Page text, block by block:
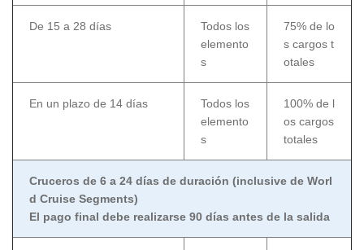
De 15 a 28 días
Todos los
elemento
s
75% de lo
s cargos t
otales
En un plazo de 14 días
Todos los
elemento
s
100% de l
os cargos
totales
Cruceros de 6 a 24 días de duración (inclusive de Worl
d Cruise Segments)
El pago final debe realizarse 90 días antes de la salida